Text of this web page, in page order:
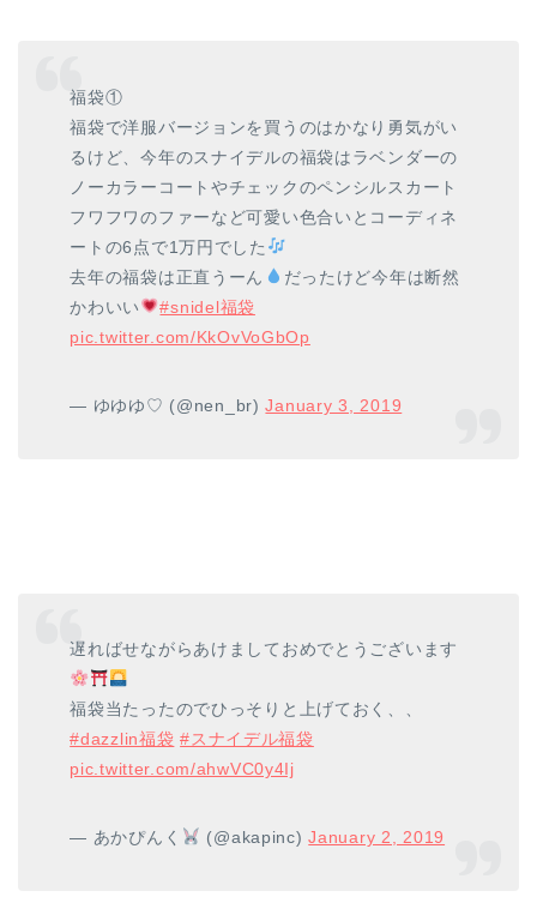
福袋①
福袋で洋服バージョンを買うのはかなり勇気がい
るけど、今年のスナイデルの福袋はラベンダーの
ノーカラーコートやチェックのペンシルスカート
フワフワのファーなど可愛い色合いとコーディネ
ートの6点で1万円でした
去年の福袋は正直うーん
だったけど今年は断然
かわいい
#snidel福袋
pic.twitter.com/KkOvVoGbOp
— ゆゆゆ♡ (@nen_br)January 3, 2019
遅ればせながらあけましておめでとうございます
福袋当たったのでひっそりと上げておく、、
#dazzlin福袋 #スナイデル福袋
pic.twitter.com/ahwVC0y4Ij
— あかぴんく (@akapinc)January 2, 2019